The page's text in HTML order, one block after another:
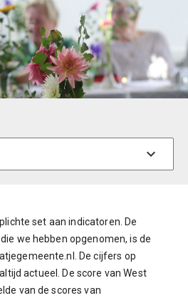
set aan indicatoren. De
we hebben opgenomen, is de
De cijfers op
actueel. De score van West
van de scores van